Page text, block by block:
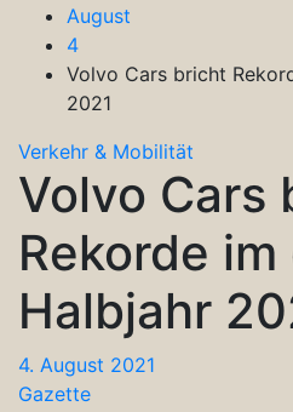
August
4
Volvo Cars bricht
2021
Verkehr & Mobilität
Volvo Cars
Rekorde
Halbjahr
4. August 2021
Gazette